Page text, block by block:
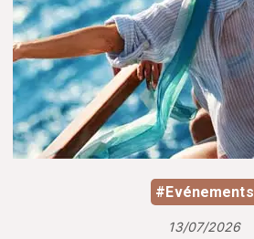
#Evénements
13/07/2026